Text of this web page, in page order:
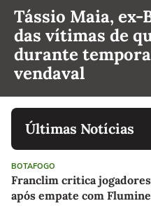
Tássio Maia, ex-
das vítimas de
durante
vendaval
Últimas Notícias
BOTAFOGO
Franclim critica
após empate com